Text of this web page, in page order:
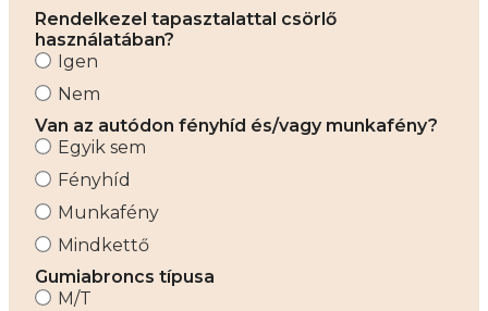
Rendelkezel tapasztalattal csörlő
használatában?
Igen
Nem
Van az autódon fényhíd és/vagy munkafény?
Egyik sem
Fényhíd
Munkafény
Mindkettő
Gumiabroncs típusa
M/T